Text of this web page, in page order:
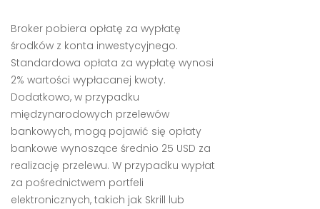
Broker pobiera opłatę za wypłatę
środków z konta inwestycyjnego.
Standardowa opłata za wypłatę wynosi
2% wartości wypłacanej kwoty.
Dodatkowo, w przypadku
międzynarodowych przelewów
bankowych, mogą pojawić się opłaty
bankowe wynoszące średnio 25 USD za
realizację przelewu. W przypadku wypłat
za pośrednictwem portfeli
elektronicznych, takich jak Skrill lub